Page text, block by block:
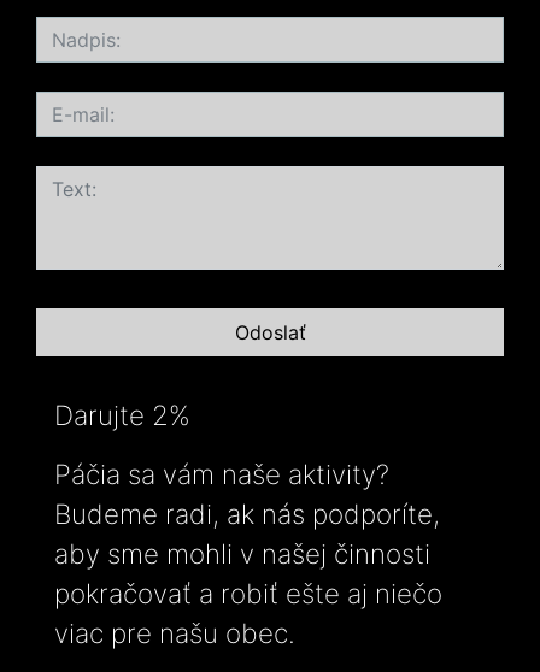
Darujte 2%
Páčia sa vám naše aktivity?
Budeme radi, ak nás podporíte,
aby sme mohli v našej činnosti
pokračovať a robiť ešte aj niečo
viac pre našu obec.